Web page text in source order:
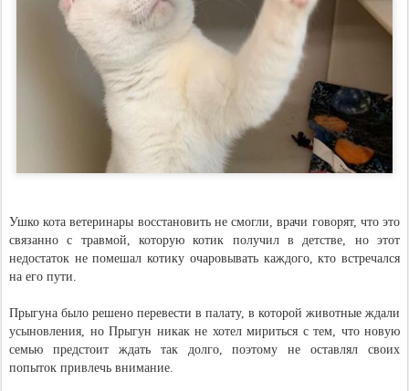
Ушко кота ветеринары восстановить не смогли, врачи говорят, что это
связанно с травмой, которую котик получил в детстве, но этот
недостаток не помешал котику очаровывать каждого, кто встречался
на его пути.
Прыгуна было решено перевести в палату, в которой животные ждали
усыновления, но Прыгун никак не хотел мириться с тем, что новую
семью предстоит ждать так долго, поэтому не оставлял своих
попыток привлечь внимание.